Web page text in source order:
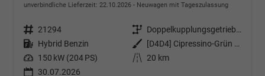
unverbindliche Lieferzeit: 22.10.2026 Neuwagen mit Tageszulassung
Fahrzeugnr. 21294 Getriebe
Doppelkupplungsgetriebe (DSG)
Kraftstoff Hybrid Benzin Außenfarbe
[D4D4] Cipressino-Grün Metallic
Leistung 150 kW (204 PS) Kilometerstand
20 km
30.07.2026